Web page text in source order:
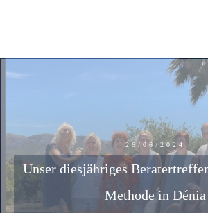
26/06/2024
Unser diesjähriges
Methode in Dénia